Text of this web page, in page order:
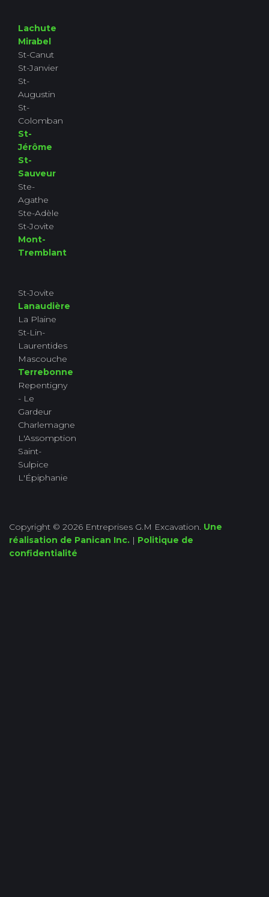
Lachute
Mirabel
St-Canut
St-Janvier
St-
Augustin
St-
Colomban
St-
Jérôme
St-
Sauveur
Ste-
Agathe
Ste-Adèle
St-Jovite
Mont-
Tremblant
St-Jovite
Lanaudière
La Plaine
St-Lin-
Laurentides
Mascouche
Terrebonne
Repentigny
- Le
Gardeur
Charlemagne
L'Assomption
Saint-
Sulpice
L'Épiphanie
Copyright © 2026 Entreprises G.M Excavation. Une
réalisation de Panican Inc. | Politique de
confidentialité